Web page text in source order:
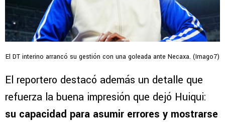
El DT interino arrancó su gestión con una goleada ante Necaxa. (Imago7)
El reportero destacó además un detalle que
refuerza la buena impresión que dejó Huiqui:
su capacidad para asumir errores y mostrarse